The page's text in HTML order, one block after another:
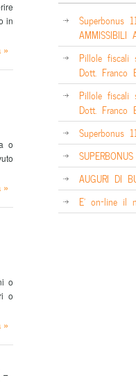
in
»
o
»
o
o
»
Superbonus
AMMISSIBILI
Pillole fiscali
Dott. Franco
Pillole fiscali
Dott. Franco
Superbonus
AUGURI DI
E’ on-line il